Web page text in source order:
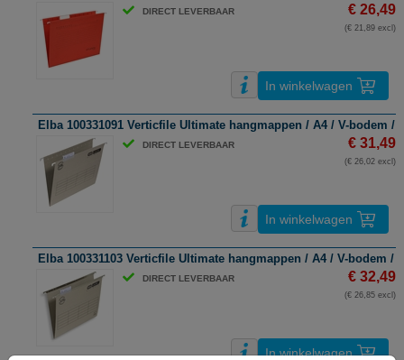
DIRECT LEVERBAAR € 26,49
(€ 21,89 excl)
In winkelwagen
Elba 100331091 Verticfile Ultimate hangmappen / A4 / V-bodem /
DIRECT LEVERBAAR € 31,49
(€ 26,02 excl)
In winkelwagen
Elba 100331103 Verticfile Ultimate hangmappen / A4 / V-bodem /
DIRECT LEVERBAAR € 32,49
(€ 26,85 excl)
In winkelwagen